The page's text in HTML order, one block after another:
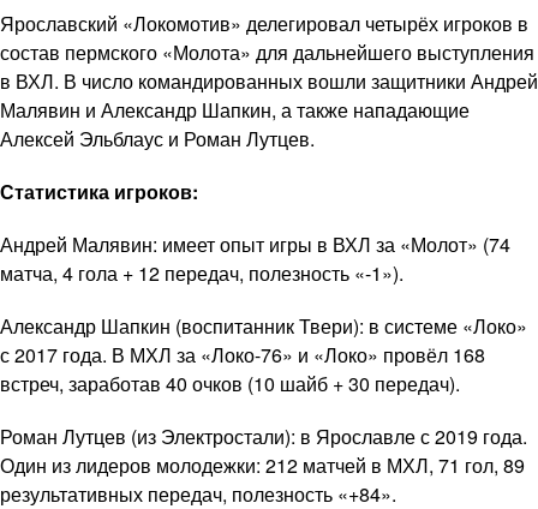
Ярославский «Локомотив» делегировал четырёх игроков в
состав пермского «Молота» для дальнейшего выступления
в ВХЛ. В число командированных вошли защитники Андрей
Малявин и Александр Шапкин, а также нападающие
Алексей Эльблаус и Роман Лутцев.
Статистика игроков:
Андрей Малявин: имеет опыт игры в ВХЛ за «Молот» (74
матча, 4 гола + 12 передач, полезность «-1»).
Александр Шапкин (воспитанник Твери): в системе «Локо»
с 2017 года. В МХЛ за «Локо-76» и «Локо» провёл 168
встреч, заработав 40 очков (10 шайб + 30 передач).
Роман Лутцев (из Электростали): в Ярославле с 2019 года.
Один из лидеров молодежки: 212 матчей в МХЛ, 71 гол, 89
результативных передач, полезность «+84».